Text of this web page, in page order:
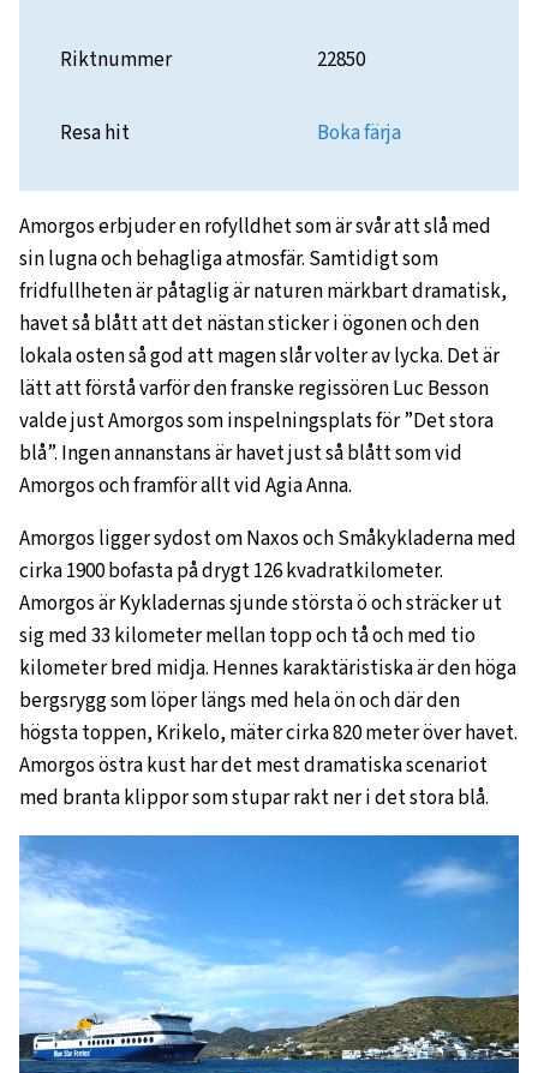
Riktnummer 22850
Resa hit Boka färja
Amorgos erbjuder en rofylldhet som är svår att slå med
sin lugna och behagliga atmosfär. Samtidigt som
fridfullheten är påtaglig är naturen märkbart dramatisk,
havet så blått att det nästan sticker i ögonen och den
lokala osten så god att magen slår volter av lycka. Det är
lätt att förstå varför den franske regissören Luc Besson
valde just Amorgos som inspelningsplats för ”Det stora
blå”. Ingen annanstans är havet just så blått som vid
Amorgos och framför allt vid Agia Anna.
Amorgos ligger sydost om Naxos och Småkykladerna med
cirka 1900 bofasta på drygt 126 kvadratkilometer.
Amorgos är Kykladernas sjunde största ö och sträcker ut
sig med 33 kilometer mellan topp och tå och med tio
kilometer bred midja. Hennes karaktäristiska är den höga
bergsrygg som löper längs med hela ön och där den
högsta toppen, Krikelo, mäter cirka 820 meter över havet.
Amorgos östra kust har det mest dramatiska scenariot
med branta klippor som stupar rakt ner i det stora blå.